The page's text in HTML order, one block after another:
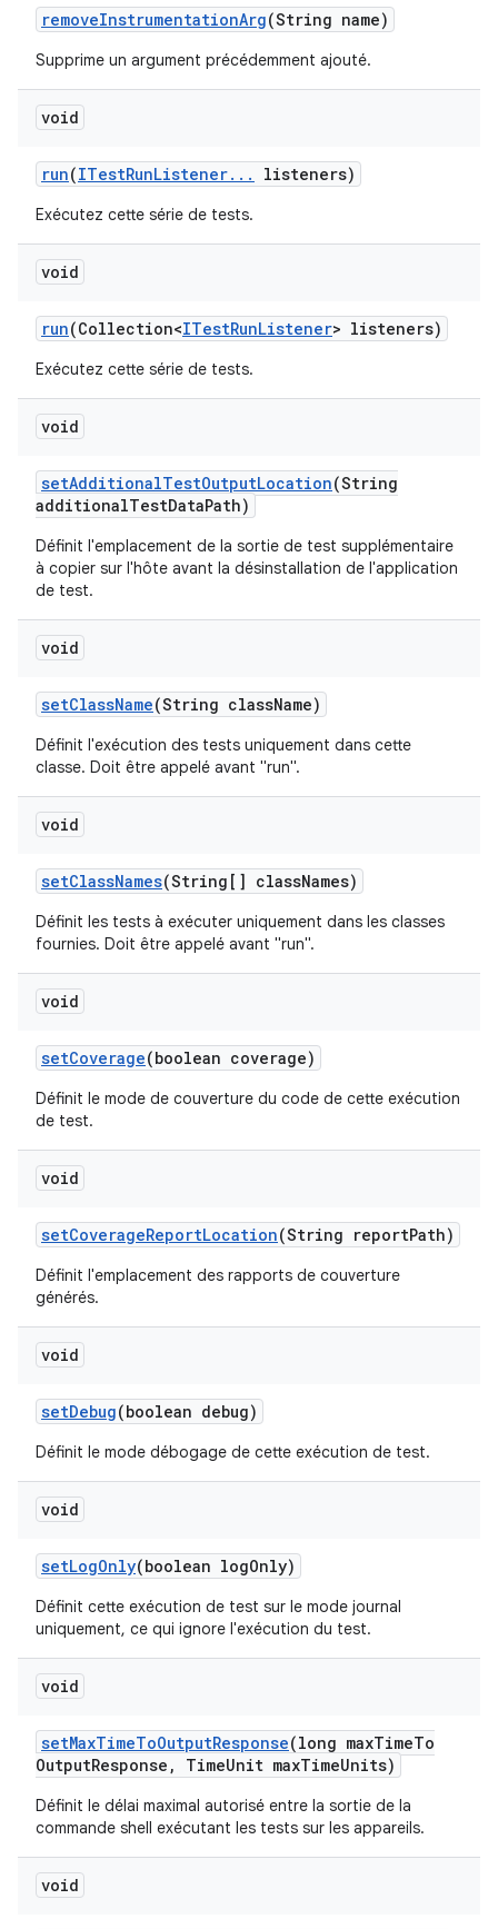
removeInstrumentationArg(String name)
Supprime un argument précédemment ajouté.
void
run(ITestRunListener. . . listeners)
Exécutez cette série de tests.
void
run(Collection<ITestRunListener> listeners)
Exécutez cette série de tests.
void
setAdditionalTestOutputLocation(String
additionalTestDataPath)
Définit l'emplacement de la sortie de test supplémentaire
à copier sur l'hôte avant la désinstallation de l'application
de test.
void
setClassName(String className)
Définit l'exécution des tests uniquement dans cette
classe. Doit être appelé avant "run".
void
setClassNames(String[] classNames)
Définit les tests à exécuter uniquement dans les classes
fournies. Doit être appelé avant "run".
void
setCoverage(boolean coverage)
Définit le mode de couverture du code de cette exécution
de test.
void
setCoverageReportLocation(String reportPath)
Définit l'emplacement des rapports de couverture
générés.
void
setDebug(boolean debug)
Définit le mode débogage de cette exécution de test.
void
setLogOnly(boolean logOnly)
Définit cette exécution de test sur le mode journal
uniquement, ce qui ignore l'exécution du test.
void
setMaxTimeToOutputResponse(long maxTimeTo
OutputResponse , TimeUnit maxTimeUnits)
Définit le délai maximal autorisé entre la sortie de la
commande shell exécutant les tests sur les appareils.
void